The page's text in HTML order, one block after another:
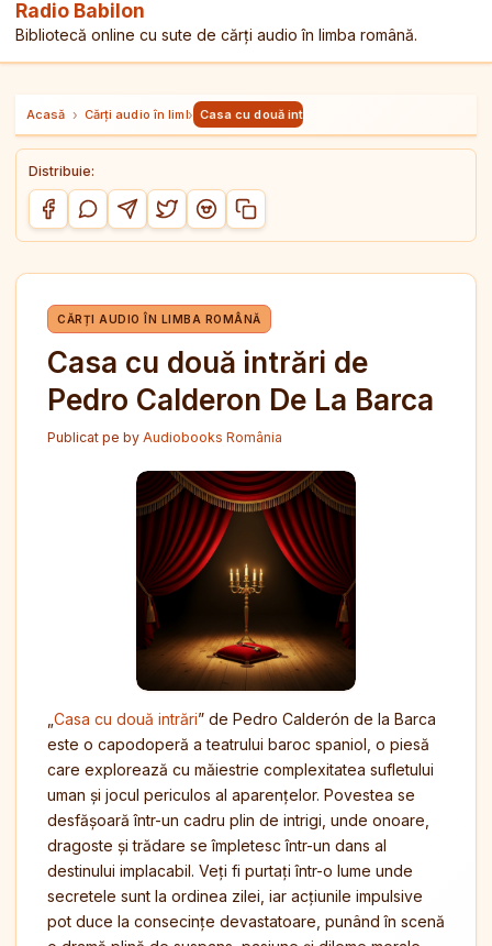
Radio Babilon
Bibliotecă online cu sute de cărți audio în limba română.
Acasă › Cărți audio în limba română
› Casa cu două intrări de Pedro Calderon De La
Distribuie:
Distribuie pe Facebook
Distribuie pe WhatsApp
Distribuie pe Telegram
Distribuie pe Twitter/X
Distribuie pe Reddit
Copiază link-ul
CĂRȚI AUDIO ÎN LIMBA ROMÂNĂ
Casa cu două intrări de
Pedro Calderon De La Barca
Publicat pe by Audiobooks România
Casa cu două intrări” de Pedro Calderón de la Barca
este o capodoperă a teatrului baroc spaniol, o piesă
care explorează cu măiestrie complexitatea sufletului
uman și jocul periculos al aparențelor. Povestea se
desfășoară într-un cadru plin de intrigi, unde onoare,
dragoste și trădare se împletesc într-un dans al
destinului implacabil. Veți fi purtați într-o lume unde
secretele sunt la ordinea zilei, iar acțiunile impulsive
pot duce la consecințe devastatoare, punând în scenă